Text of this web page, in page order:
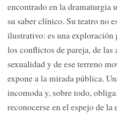
encontrado en la dramaturgia
su saber clínico. Su teatro no
ilustrativo: es una exploración
los conflictos de pareja, de las
sexualidad y de ese terreno
expone a la mirada pública.
incomoda y, sobre todo,
reconocerse en el espejo de la